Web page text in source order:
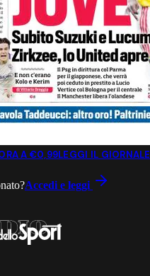
A €0,99LEGGI IL GIORNALE
Accedi e leggi